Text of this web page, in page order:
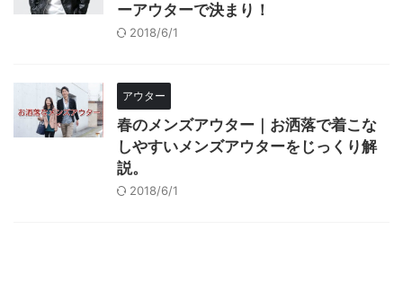
ーアウターで決まり！
2018/6/1
アウター
春のメンズアウター｜お洒落で着こな
しやすいメンズアウターをじっくり解
説。
2018/6/1